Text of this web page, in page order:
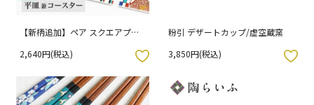
【新柄追加】ペア スクエアプレ
粧箱入り）
2,640円(税込)
粉引 デザートカップ/虚空蔵窯
3,850円(税込)
お気に入りボタン